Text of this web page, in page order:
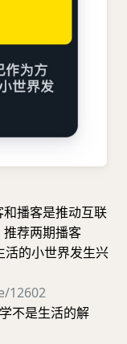
播客是推动互联
荐两期播客
活的小世界发生兴
12602
不是生活的解